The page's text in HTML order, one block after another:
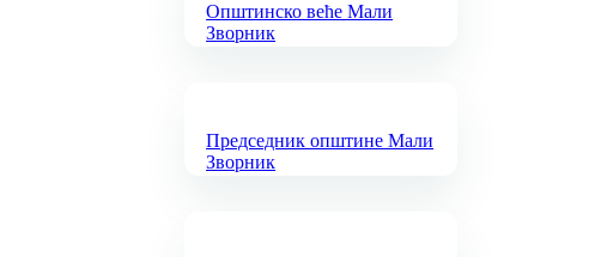
Општинско веће Мали
Зворник
Председник општине Мали
Зворник